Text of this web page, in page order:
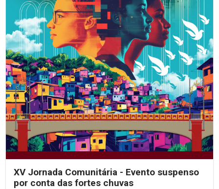
XV Jornada Comunitária - Evento suspenso
por conta das fortes chuvas